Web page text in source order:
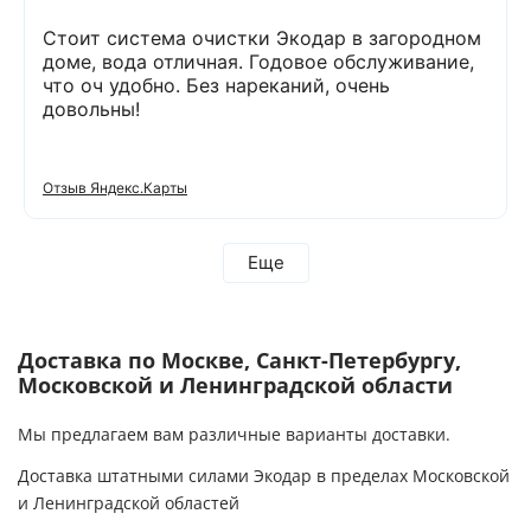
Стоит система очистки Экодар в загородном
доме, вода отличная. Годовое обслуживание,
что оч удобно. Без нареканий, очень
довольны!
Отзыв Яндекс.Карты
Еще
Доставка по Москве, Санкт-Петербургу,
Московской и Ленинградской области
Мы предлагаем вам различные варианты доставки.
Доставка штатными силами Экодар в пределах Московской
и Ленинградской областей